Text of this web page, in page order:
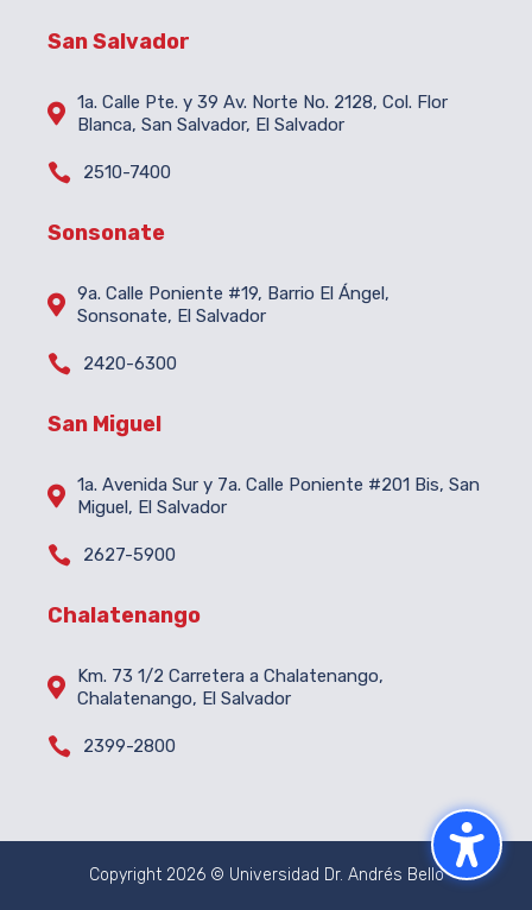
San Salvador
 1a. Calle Pte. y 39 Av. Norte No. 2128, Col. Flor
Blanca, San Salvador, El Salvador
 2510-7400
Sonsonate
 9a. Calle Poniente #19, Barrio El Ángel,
Sonsonate, El Salvador
 2420-6300
San Miguel
 1a. Avenida Sur y 7a. Calle Poniente #201 Bis, San
Miguel, El Salvador
 2627-5900
Chalatenango

Km. 73 1/2 Carretera a Chalatenango,
Chalatenango, El Salvador
 2399-2800
Copyright 2026 © Universidad Dr. Andrés Bello